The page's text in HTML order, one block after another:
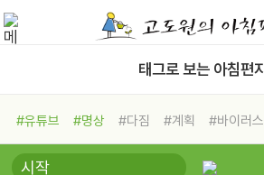
태그로 보는 아침편지
#유튜브 #명상 #다짐 #계획 #바이러스
#비전캠프
#독서캠프 #삶